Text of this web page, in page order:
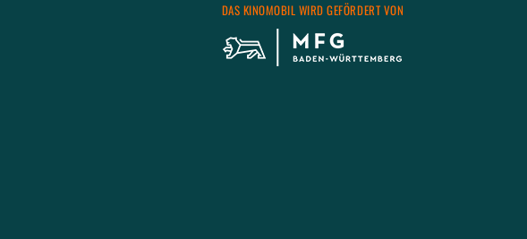
DAS KI­NO­MO­BIL WIRD GE­FÖR­DERT VON